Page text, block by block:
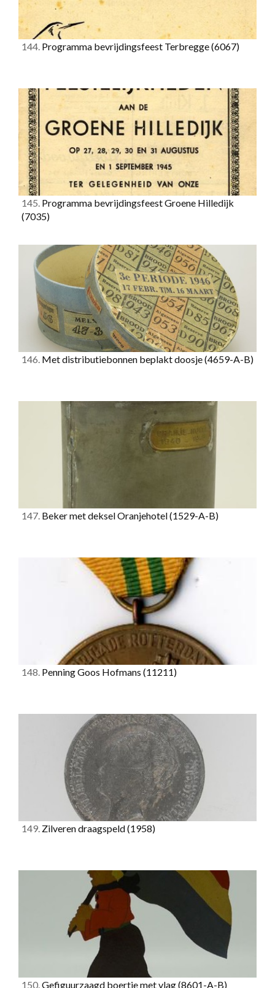
144. Programma bevrijdingsfeest Terbregge(6067)
145. Programma bevrijdingsfeest Groene Hilledijk
(7035)
146. Met distributiebonnen beplakt doosje(4659-A-B)
147. Beker met deksel Oranjehotel(1529-A-B)
148. Penning Goos Hofmans (11211)
149. Zilveren draagspeld(1958)
150.Gefiguurzaagd boertje met vlag(8601-A-B)